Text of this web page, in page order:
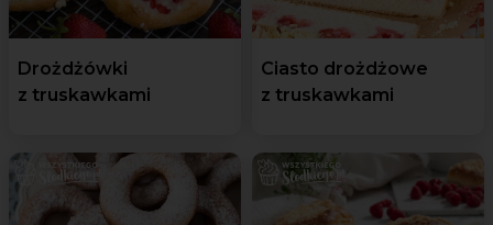
Drożdżówki
z truskawkami
Ciasto drożdżowe
z truskawkami